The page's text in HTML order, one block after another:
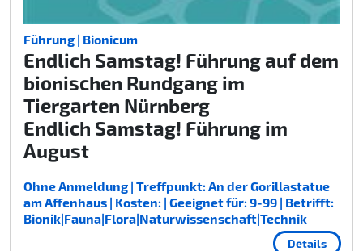
Führung | Bionicum
Endlich Samstag! Führung auf dem
bionischen Rundgang im
Tiergarten Nürnberg
Endlich Samstag! Führung im
August
Ohne Anmeldung | Treffpunkt: An der Gorillastatue
am Affenhaus | Kosten: | Geeignet für: 9-99 | Betrifft:
Bionik|Fauna|Flora|Naturwissenschaft|Technik
Details